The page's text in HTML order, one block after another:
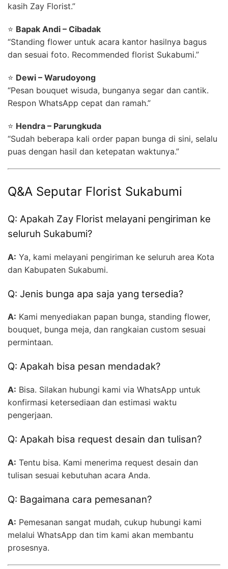
kasih Zay Florist.”
⭐ Bapak Andi – Cibadak
“Standing flower untuk acara kantor hasilnya bagus
dan sesuai foto. Recommended florist Sukabumi.”
⭐ Dewi – Warudoyong
“Pesan bouquet wisuda, bunganya segar dan cantik.
Respon WhatsApp cepat dan ramah.”
⭐ Hendra – Parungkuda
“Sudah beberapa kali order papan bunga di sini, selalu
puas dengan hasil dan ketepatan waktunya.”
Q&A Seputar Florist Sukabumi
Q: Apakah Zay Florist melayani pengiriman ke
seluruh Sukabumi?
A: Ya, kami melayani pengiriman ke seluruh area Kota
dan Kabupaten Sukabumi.
Q: Jenis bunga apa saja yang tersedia?
A: Kami menyediakan papan bunga, standing flower,
bouquet, bunga meja, dan rangkaian custom sesuai
permintaan.
Q: Apakah bisa pesan mendadak?
A: Bisa. Silakan hubungi kami via WhatsApp untuk
konfirmasi ketersediaan dan estimasi waktu
pengerjaan.
Q: Apakah bisa request desain dan tulisan?
A: Tentu bisa. Kami menerima request desain dan
tulisan sesuai kebutuhan acara Anda.
Q: Bagaimana cara pemesanan?
A: Pemesanan sangat mudah, cukup hubungi kami
melalui WhatsApp dan tim kami akan membantu
prosesnya.